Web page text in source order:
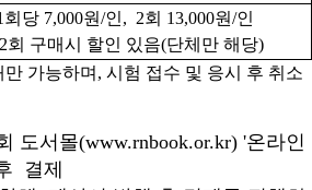
회당 7,000원/인, 2회 13,000원/인
회 구매시 할인 있음(단체만 해당)
가능하며 , 시험 접수 및 응시 후 취소
도서몰(www.rnbook.or.kr) '온라인
결제